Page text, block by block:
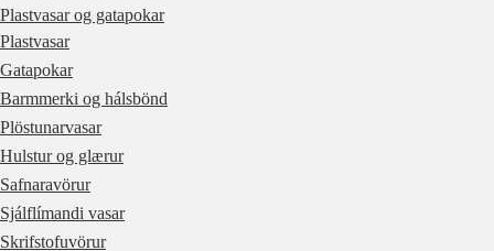
Plastvasar og gatapokar
Plastvasar
Gatapokar
Barmmerki og hálsbönd
Plöstunarvasar
Hulstur og glærur
Safnaravörur
Sjálflímandi vasar
Skrifstofuvörur